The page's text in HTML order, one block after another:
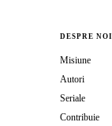
DESPRE NOI
Misiune
Autori
Seriale
Contribuie